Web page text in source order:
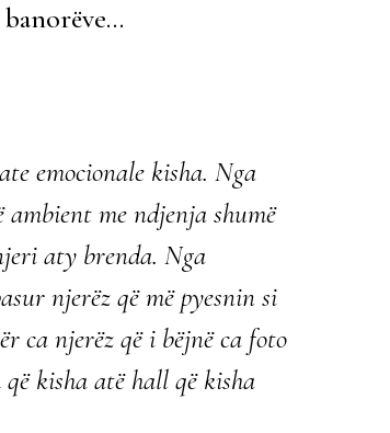
emocionale kisha. Nga
me ndjenja shumë
aty brenda. Nga
njerëz që më pyesnin si
ca njerëz që i bëjnë ca foto
që kisha atë hall që kisha